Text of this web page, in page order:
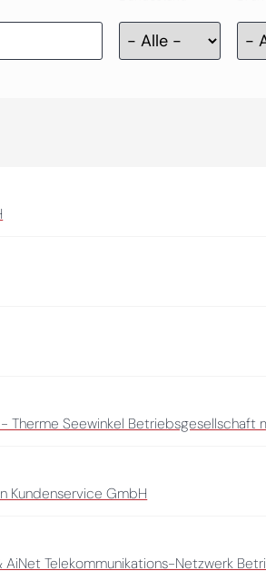
Therme Seewinkel Betriebsgesellschaft
Kundenservice GmbH
Telekommunikations-Netzwerk